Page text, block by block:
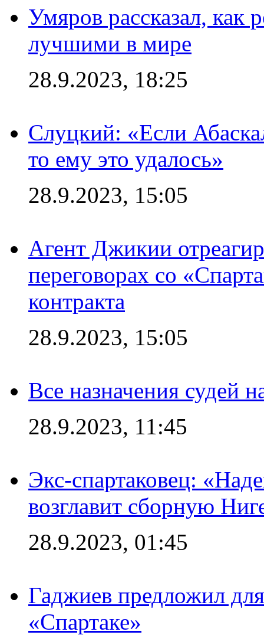
Умяров рассказал, как
лучшими в мире
28.9.2023, 18:25
Слуцкий: «Если
то ему это удалось»
28.9.2023, 15:05
Агент Джикии
переговорах со
контракта
28.9.2023, 15:05
Все назначения судей
28.9.2023, 11:45
Экс-спартаковец:
возглавит сборную
28.9.2023, 01:45
Гаджиев предложил
«Спартаке»